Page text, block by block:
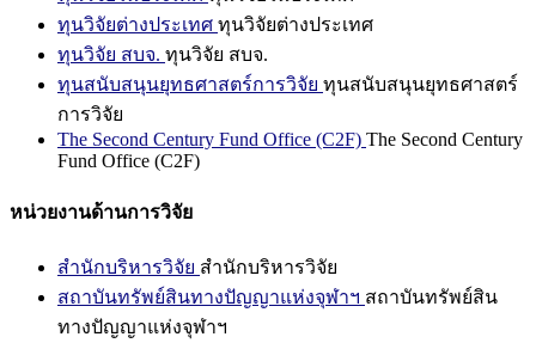
ทุนวิจัยต่างประเทศ ทุนวิจัยต่างประเทศ
ทุนวิจัย สบจ. ทุนวิจัย สบจ.
ทุนสนับสนุนยุทธศาสตร์การวิจัย ทุนสนับสนุนยุทธศาสตร์
การวิจัย
The Second Century Fund Office (C2F) The Second Century
Fund Office (C2F)
หน่วยงานด้านการวิจัย
สำนักบริหารวิจัย สำนักบริหารวิจัย
สถาบันทรัพย์สินทางปัญญาแห่งจุฬาฯ สถาบันทรัพย์สิน
ทางปัญญาแห่งจุฬาฯ